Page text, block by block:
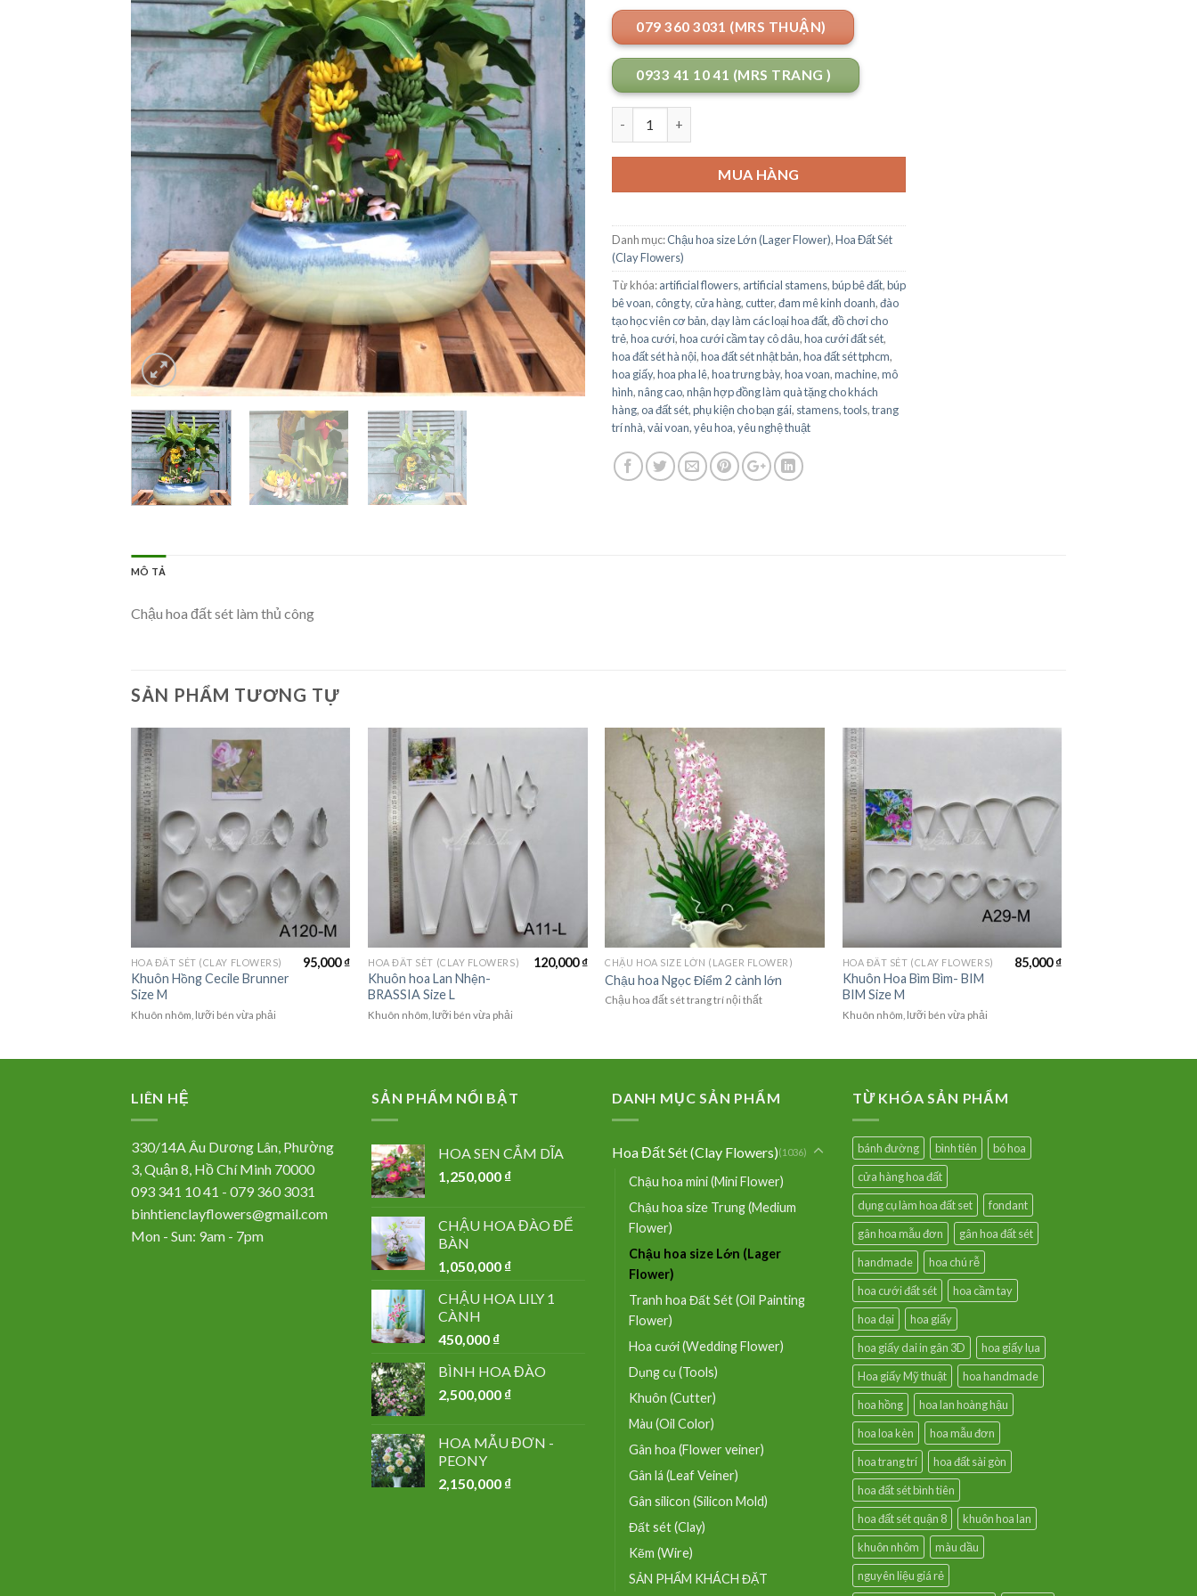
079 360 3031 (MRS THUẬN)
0933 41 10 41 (MRS TRANG )
MUA HÀNG
Danh mục:Chậu hoa size Lớn (Lager Flower),Hoa Đất Sét
(Clay Flowers)
Từ khóa:artificial flowers, artificial stamens,búp bê đất,búp
bê voan,công ty,cửa hàng,cutter,đam mê kinh doanh,đào
tạo học viên cơ bản,dạy làm các loại hoa đất,đồ chơi cho
trẻ,hoa cưới,hoa cưới cầm tay cô dâu,hoa cưới đất sét,
hoa đất sét hà nội,hoa đất sét nhật bản,hoa đất sét tphcm,
hoa giấy,hoa pha lê,hoa trưng bày,hoa voan,machine,mô
hình,nâng cao,nhận hợp đồng làm quà tặng cho khách
hàng,oa đất sét,phụ kiện cho bạn gái, stamens,tools,trang
trí nhà,vải voan,yêu hoa,yêu nghệ thuật
MÔ TẢ
Chậu hoa đất sét làm thủ công
SẢN PHẨM TƯƠNG TỰ
HOA ĐẤT SÉT (CLAY FLOWERS)
Khuôn Hồng Cecile Brunner
Size M
95,000₫
Khuôn nhôm, lưỡi bén vừa phải
HOA ĐẤT SÉT (CLAY FLOWERS)
Khuôn hoa Lan Nhện-
BRASSIA Size L
120,000₫
Khuôn nhôm, lưỡi bén vừa phải
CHẬU HOA SIZE LỚN (LAGER FLOWER)
Chậu hoa Ngọc Điểm 2 cành lớn
Chậu hoa đất sét trang trí nội thất
HOA ĐẤT SÉT (CLAY FLOWERS)
Khuôn Hoa Bìm Bìm- BIM
BIM Size M
85,000₫
Khuôn nhôm, lưỡi bén vừa phải
LIÊN HỆ
330/14A Âu Dương Lân, Phường
3, Quận 8, Hồ Chí Minh 70000
093 341 10 41 - 079 360 3031
binhtienclayflowers@gmail.com
Mon - Sun: 9am - 7pm
SẢN PHẨM NỔI BẬT
HOA SEN CẮM DĨA
1,250,000 ₫
CHẬU HOA ĐÀO ĐỂ
BÀN
1,050,000 ₫
CHẬU HOA LILY 1
CÀNH
450,000 ₫
BÌNH HOA ĐÀO
2,500,000 ₫
HOA MẪU ĐƠN -
PEONY
2,150,000 ₫
DANH MỤC SẢN PHẨM
Hoa Đất Sét (Clay Flowers)(1036)
Chậu hoa mini (Mini Flower)
Chậu hoa size Trung (Medium
Flower)
Chậu hoa size Lớn (Lager
Flower)
Tranh hoa Đất Sét (Oil Painting
Flower)
Hoa cưới (Wedding Flower)
Dụng cụ (Tools)
Khuôn (Cutter)
Màu (Oil Color)
Gân hoa (Flower veiner)
Gân lá (Leaf Veiner)
Gân silicon (Silicon Mold)
Đất sét (Clay)
Kẽm (Wire)
SẢN PHẨM KHÁCH ĐẶT
TỪ KHÓA SẢN PHẨM
bánh đường bình tiên
bó hoa
cửa hàng hoa đất
dụng cụ làm hoa đất set
fondant
gân hoa mẫu đơn
gân hoa đất sét
handmade
hoa chú rễ
hoa cưới đất sét
hoa cầm tay
hoa dại
hoa giấy
hoa giấy dai in gân 3D
hoa giấy lụa
Hoa giấy Mỹ thuật
hoa handmade
hoa hồng
hoa lan hoàng hậu
hoa loa kèn
hoa mẫu đơn
hoa trang trí
hoa đất sài gòn
hoa đất sét bình tiên
hoa đất sét quận 8
khuôn hoa lan
khuôn nhôm
màu dầu
nguyên liệu giá rẻ